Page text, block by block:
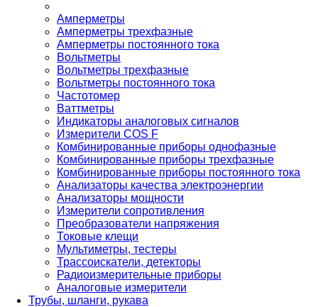
Амперметры
Амперметры трехфазные
Амперметры постоянного тока
Вольтметры
Вольтметры трехфазные
Вольтметры постоянного тока
Частотомер
Ваттметры
Индикаторы аналоговых сигналов
Измерители COS F
Комбинированные приборы однофазные
Комбинированные приборы трехфазные
Комбинированные приборы постоянного тока
Анализаторы качества электроэнергии
Анализаторы мощности
Измерители сопротивления
Преобразователи напряжения
Токовые клещи
Мультиметры, тестеры
Трассоискатели, детекторы
Радиоизмерительные приборы
Аналоговые измерители
Трубы, шланги, рукава